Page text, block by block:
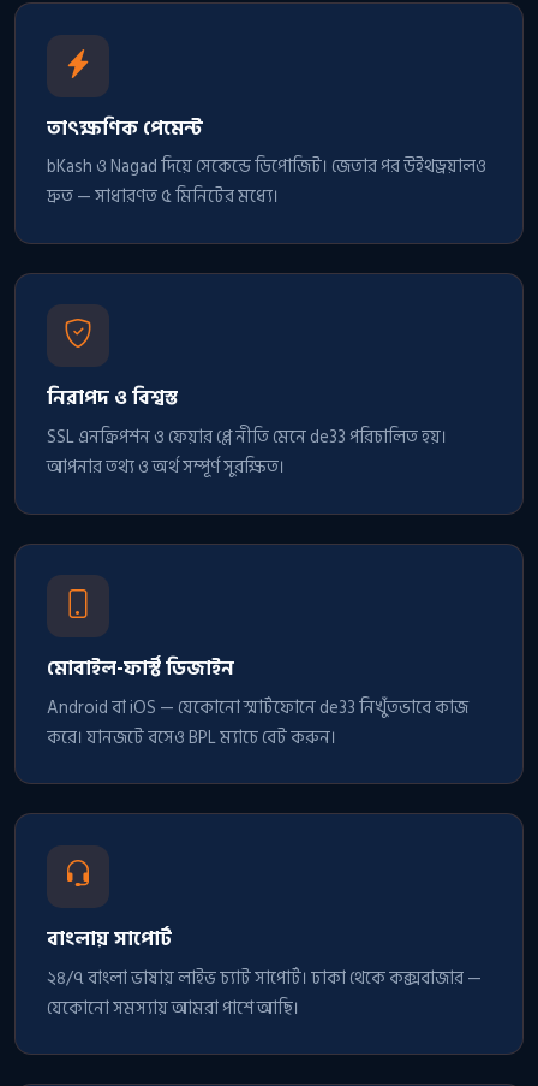
তাৎক্ষণিক পেমেন্ট
bKash ও Nagad দিয়ে সেকেন্ডে ডিপোজিট। জেতার পর উইথড্রয়ালও
দ্রুত — সাধারণত ৫ মিনিটের মধ্যে।
নিরাপদ ও বিশ্বস্ত
SSL এনক্রিপশন ও ফেয়ার প্লে নীতি মেনে de33 পরিচালিত হয়।
আপনার তথ্য ও অর্থ সম্পূর্ণ সুরক্ষিত।
মোবাইল-ফার্স্ট ডিজাইন
Android বা iOS — যেকোনো স্মার্টফোনে de33 নিখুঁতভাবে কাজ
করে। যানজটে বসেও BPL ম্যাচে বেট করুন।
বাংলায় সাপোর্ট
২৪/৭ বাংলা ভাষায় লাইভ চ্যাট সাপোর্ট। ঢাকা থেকে কক্সবাজার —
যেকোনো সমস্যায় আমরা পাশে আছি।